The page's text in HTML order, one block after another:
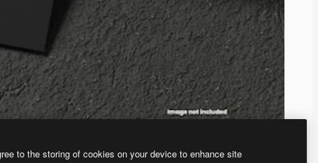
to the storing of cookies on your device to enhance site